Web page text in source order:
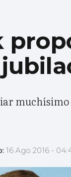
16 Ago 2016 -